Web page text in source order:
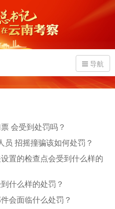
导航
会受到处罚吗？
员 招摇撞骗该如何处罚？
置的检查点会受到什么样的
什么样的处罚？
会面临什么处罚？